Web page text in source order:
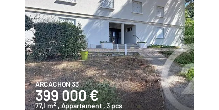
ARCACHON 33
399 000 €
77,1 m2 , Appartement, 3 pcs